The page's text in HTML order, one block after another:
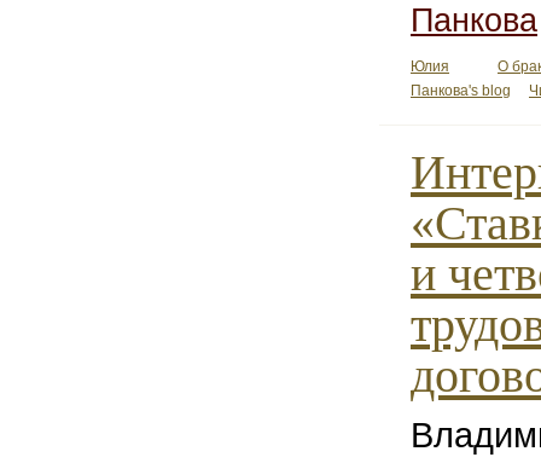
Панкова
О
Юлия
Панкова's blog
и